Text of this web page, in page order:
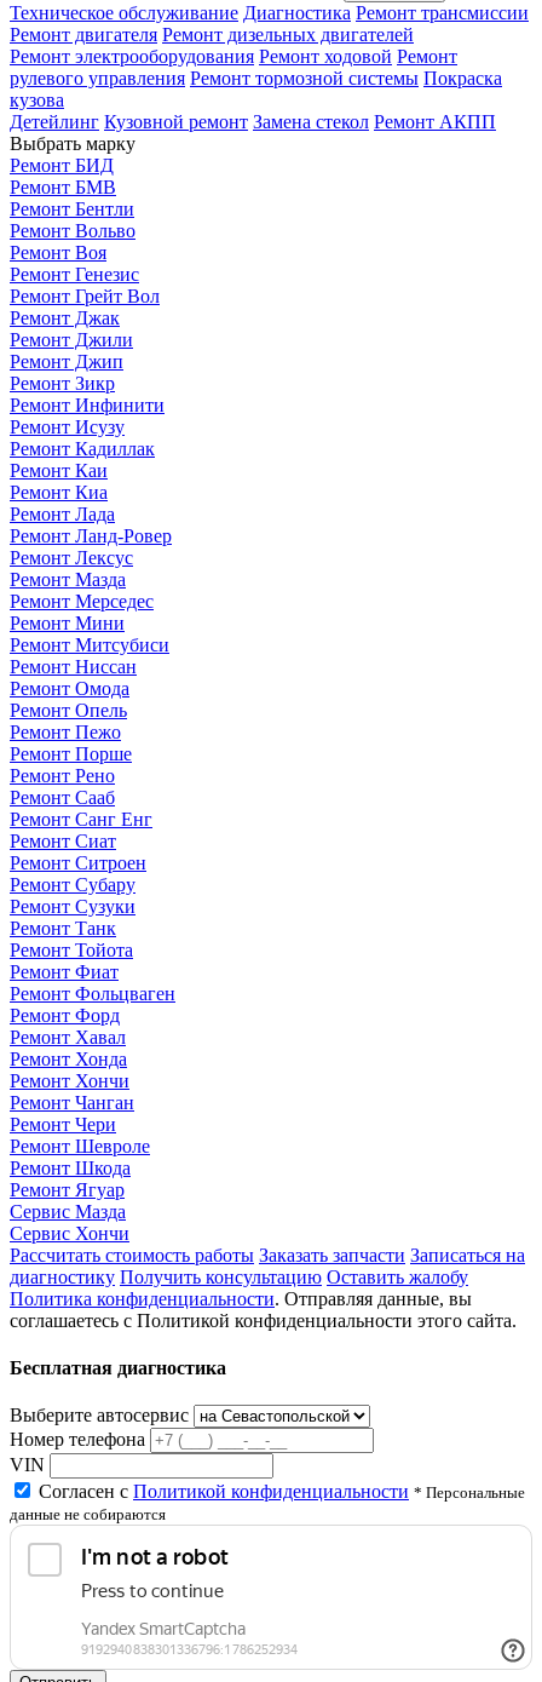
Техническое обслуживание Диагностика Ремонт трансмиссии
Ремонт двигателя Ремонт дизельных двигателей
Ремонт электрооборудования Ремонт ходовой Ремонт
рулевого управления Ремонт тормозной системы Покраска
кузова
Детейлинг Кузовной ремонт Замена стекол Ремонт АКПП
Выбрать марку
Ремонт БИД
Ремонт БМВ
Ремонт Бентли
Ремонт Вольво
Ремонт Воя
Ремонт Генезис
Ремонт Грейт Вол
Ремонт Джак
Ремонт Джили
Ремонт Джип
Ремонт Зикр
Ремонт Инфинити
Ремонт Исузу
Ремонт Кадиллак
Ремонт Каи
Ремонт Киа
Ремонт Лада
Ремонт Ланд-Ровер
Ремонт Лексус
Ремонт Мазда
Ремонт Мерседес
Ремонт Мини
Ремонт Митсубиси
Ремонт Ниссан
Ремонт Омода
Ремонт Опель
Ремонт Пежо
Ремонт Порше
Ремонт Рено
Ремонт Сааб
Ремонт Санг Енг
Ремонт Сиат
Ремонт Ситроен
Ремонт Субару
Ремонт Сузуки
Ремонт Танк
Ремонт Тойота
Ремонт Фиат
Ремонт Фольцваген
Ремонт Форд
Ремонт Хавал
Ремонт Хонда
Ремонт Хончи
Ремонт Чанган
Ремонт Чери
Ремонт Шевроле
Ремонт Шкода
Ремонт Ягуар
Сервис Мазда
Сервис Хончи
Рассчитать стоимость работы Заказать запчасти Записаться на
диагностику Получить консультацию Оставить жалобу
Политика конфиденциальности. Отправляя данные, вы
соглашаетесь с Политикой конфиденциальности этого сайта.
Бесплатная диагностика
Выберите автосервис
Номер телефона
VIN
Согласен с Политикой конфиденциальности * Персональные
данные не собираются